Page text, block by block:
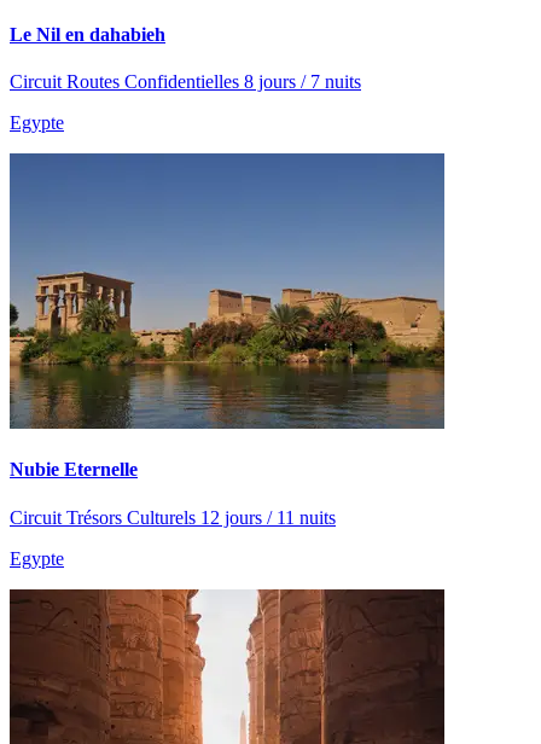
Le Nil en dahabieh
Circuit Routes Confidentielles 8 jours / 7 nuits
Egypte
Nubie Eternelle
Circuit Trésors Culturels 12 jours / 11 nuits
Egypte